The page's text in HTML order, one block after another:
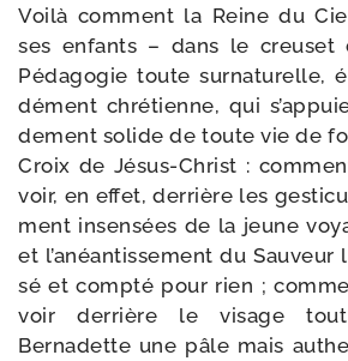
Voilà com­ment la Reine du
ses enfants – dans le creu­set
Pédagogie toute sur­na­tu­relle,
dé­ment chré­tienne, qui
de­ment solide de toute vie de
Croix de Jésus-​Christ :
voir, en effet, der­rière les
ment insen­sées de la jeune
et l’anéantissement du
sé et comp­té pour rien ;
voir der­rière le visage
Bernadette une pâle mais